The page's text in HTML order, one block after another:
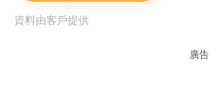
資料由客戶提供
廣告